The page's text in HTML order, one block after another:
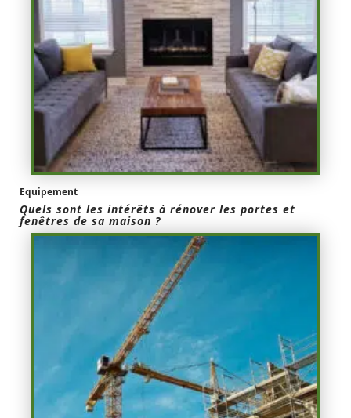
Equipement
Quels sont les intérêts à rénover les portes et
fenêtres de sa maison ?